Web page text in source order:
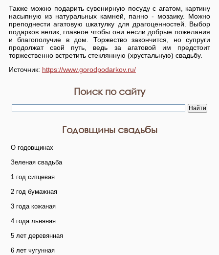
Также можно подарить сувенирную посуду с агатом, картину
насыпную из натуральных камней, панно - мозаику. Можно
преподнести агатовую шкатулку для драгоценностей. Выбор
подарков велик, главное чтобы они несли добрые пожелания
и благополучие в дом. Торжество закончится, но супруги
продолжат свой путь, ведь за агатовой им предстоит
торжественно встретить стеклянную (хрустальную) свадьбу.
Источник: https://www.gorodpodarkov.ru/
Поиск по сайту
Годовщины свадьбы
О годовщинах
Зеленая свадьба
1 год ситцевая
2 год бумажная
3 года кожаная
4 года льняная
5 лет деревянная
6 лет чугунная